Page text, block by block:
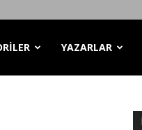
YAZARLAR